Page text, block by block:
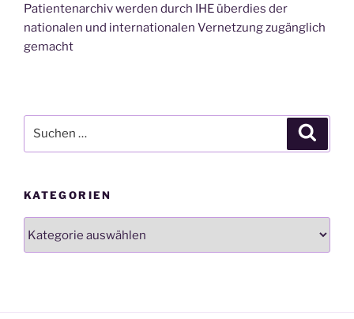
Patientenarchiv werden durch IHE überdies der
nationalen und internationalen Vernetzung zugänglich
gemacht
nach:
KATEGORIEN